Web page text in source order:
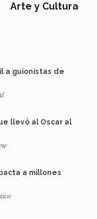
Arte y Cultura
a guionistas de
llevó al Oscar al
a millones